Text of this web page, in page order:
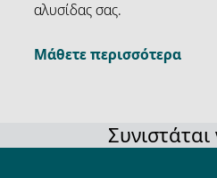
αλυσίδας σας.
Μάθετε περισσότερα
Συνιστάται